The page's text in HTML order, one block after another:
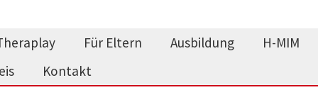
Für Eltern Ausbildung
H-MIM
Kontakt